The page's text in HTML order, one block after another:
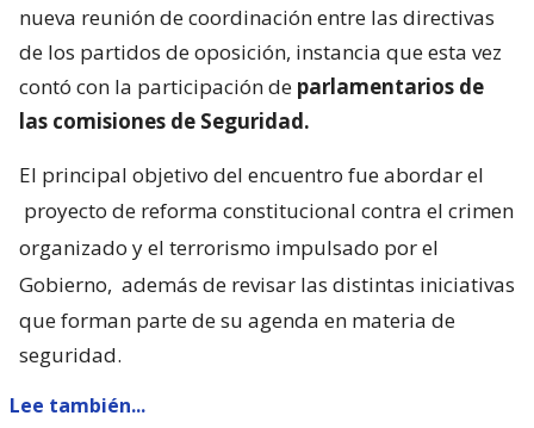
nueva reunión de coordinación entre las directivas
de los partidos de oposición, instancia que esta vez
contó con la participación de parlamentarios de
las comisiones de Seguridad.
El principal objetivo del encuentro fue abordar el
proyecto de reforma constitucional contra el crimen
organizado y el terrorismo impulsado por el
Gobierno, además de revisar las distintas iniciativas
que forman parte de su agenda en materia de
seguridad.
Lee también...